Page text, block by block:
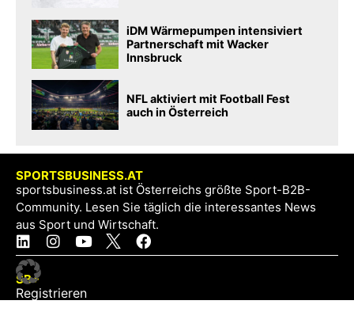
iDM Wärmepumpen intensiviert
Partnerschaft mit Wacker
Innsbruck
NFL aktiviert mit Football Fest
auch in Österreich
SPORTSBUSINESS.AT
sportsbusiness.at ist Österreichs größte Sport-B2B-
Community. Lesen Sie täglich die interessantes News
aus Sport und Wirtschaft.
SB+
Registrieren